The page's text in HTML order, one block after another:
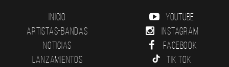
Inicio
Artistas-Bandas
Noticias
Lanzamientos
YouTube
Instagram
Facebook
Tik Tok